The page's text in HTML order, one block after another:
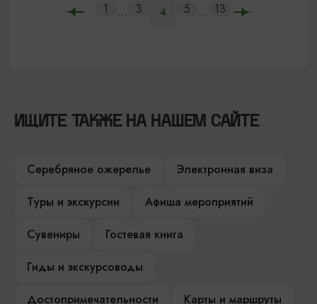
1 ... 3 4 5 ... 13
ИЩИТЕ ТАКЖЕ НА НАШЕМ САЙТЕ
Серебряное ожерелье
Электронная виза
Туры и экскурсии
Афиша мероприятий
Сувениры
Гостевая книга
Гиды и экскурсоводы
Достопримечательности
Карты и маршруты